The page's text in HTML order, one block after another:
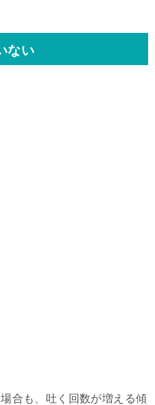
ない
合も、吐く回数が増える傾